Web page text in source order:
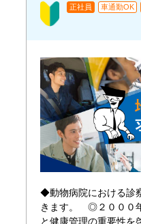
正社員 車通勤OK
◆動物病院における診
きます。 ◎２０００
と健康管理の重要性